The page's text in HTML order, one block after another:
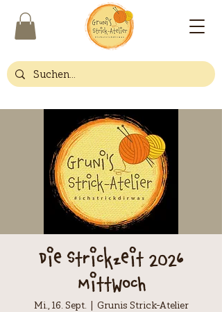
Die Strickzeit 2026
Mittwoch
Mi., 16. Sept.
  |
Grunis Strick-Atelier